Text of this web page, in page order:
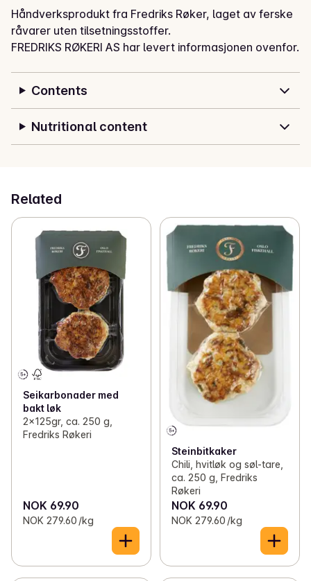
Håndverksprodukt fra Fredriks Røker, laget av ferske
råvarer uten tilsetningsstoffer.
FREDRIKS RØKERI AS har levert informasjonen ovenfor.
Contents
Nutritional content
Related
Seikarbonader med
bakt løk
2x125gr, ca. 250 g,
Fredriks Røkeri
NOK 69.90
NOK 279.60 /kg
Steinbitkaker
Chili, hvitløk og søl-tare,
ca. 250 g, Fredriks
Røkeri
NOK 69.90
NOK 279.60 /kg